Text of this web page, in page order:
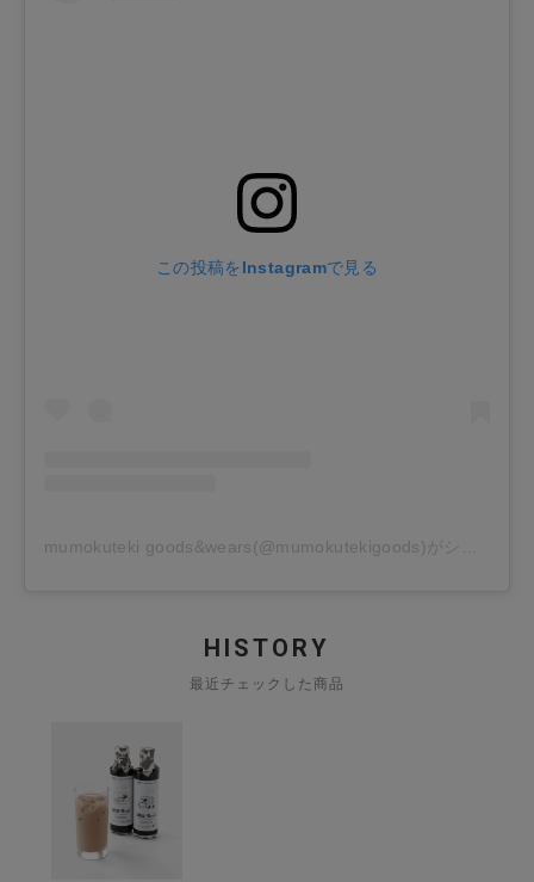
この投稿をInstagramで見る
mumokuteki goods&wears(@mumokutekigoods)がシェアした投稿
HISTORY
最近チェックした商品